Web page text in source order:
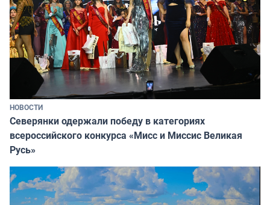
НОВОСТИ
Северянки одержали победу в категориях
всероссийского конкурса «Мисс и Миссис Великая
Русь»